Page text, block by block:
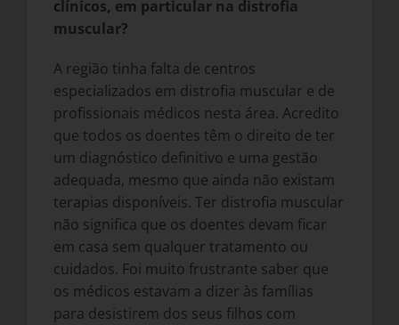
clínicos, em particular na distrofia
muscular?
A região tinha falta de centros
especializados em distrofia muscular e de
profissionais médicos nesta área. Acredito
que todos os doentes têm o direito de ter
um diagnóstico definitivo e uma gestão
adequada, mesmo que ainda não existam
terapias disponíveis. Ter distrofia muscular
não significa que os doentes devam ficar
em casa sem qualquer tratamento ou
cuidados. Foi muito frustrante saber que
os médicos estavam a dizer às famílias
para desistirem dos seus filhos com